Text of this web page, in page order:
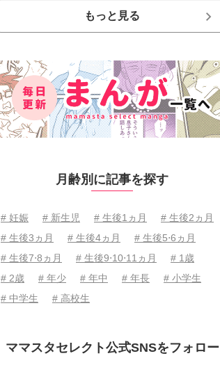
もっと見る
月齢別に記事を探す
# 妊娠 # 新生児 # 生後1ヵ月
# 生後2ヵ月
# 生後3ヵ月
# 生後4ヵ月
# 生後5⋅6ヵ月
# 生後7⋅8ヵ月
# 生後9⋅10⋅11ヵ月
# 1歳
# 2歳
# 年少 # 年中 # 年長
# 小学生
# 中学生
# 高校生
ママスタセレクト公式SNSをフォロー